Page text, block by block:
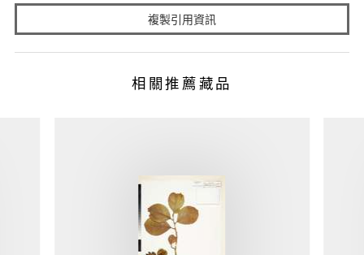
複製引用資訊
相關推薦藏品